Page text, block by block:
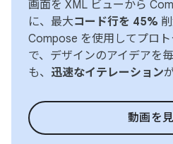
画面を XML ビューから
に、最大コード行を 45%
Compose を使用してプロ
で、デザインのアイデアを
も、 迅速なイテレーション
動画を